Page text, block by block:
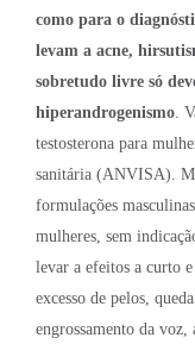
como para o
levam a acne,
sobretudo livre só
hiperandrogenismo.
testosterona para
sanitária (ANVISA).
formulações
mulheres, sem
levar a efeitos a curto
excesso de pelos,
engrossamento da